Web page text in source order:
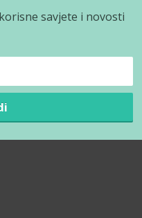
savjete i novosti